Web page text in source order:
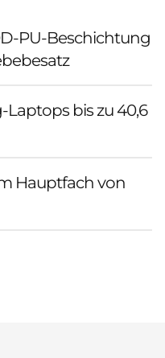
PU-Beschichtung
Laptops bis zu 40,6
Hauptfach von